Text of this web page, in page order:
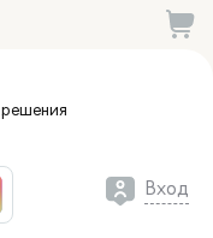
решения
Вход